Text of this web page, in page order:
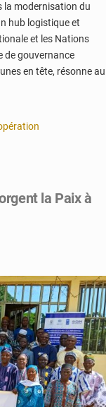
la modernisation du
hub logistique et
et les Nations
de gouvernance
en tête, résonne au
la Paix à